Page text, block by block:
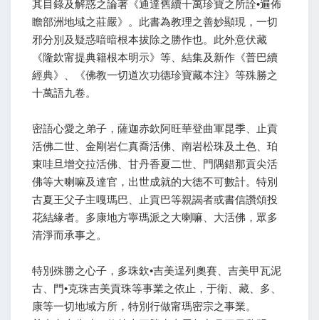
其目錄及解惑之論著《通達舊續十萬珍寶之所詮•遍佈
瞻部洲地域之莊嚴》。此書為教理之善妙顯現，一切
邪分別及疑惑喑暗根本拔除之勝作也。此外意伏藏
《隆欽甯提典籍根本明示》等、結集及新作《普巴續
經典》、《佛教一切道次功德珍寶藏本注》等殊勝之
十萬語九卷。
密語心愛之弟子，薩迦赤欽阿旺華登曲軍昆季、止貢
活佛二世、金剛岩仁真喬活佛、南岩松珠及土色、珀
東哇旦增交拉活佛、甘丹香夏二世、門隅錯那貢尖活
佛等大喇嘛及達官，出世成就的大德不可數計。特別
古夏王父子主嘎瑪巴、止貢巴等親謁者或書信讚頌投
花結緣者。多康地方寧瑪派之大喇嘛、大活佛，眾多
清淨而承事之。
特別殊勝之心子，多珠欽•吉美逞列奧賽、吉美甲瓦泥
古、門•克珠吉美貢珠等事業之依止，于衛、藏、多、
康等一切地域方所，特別行做甯瑪密宗之事業。